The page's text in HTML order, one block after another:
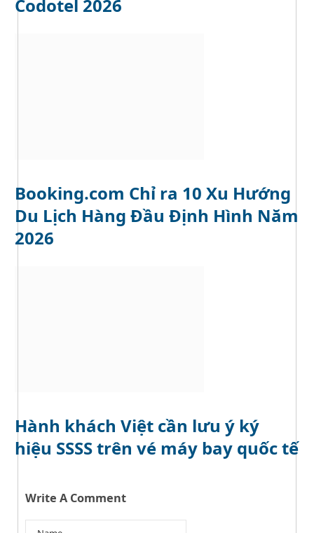
Codotel 2026
Booking.com Chỉ ra 10 Xu Hướng
Du Lịch Hàng Đầu Định Hình Năm
2026
Hành khách Việt cần lưu ý ký
hiệu SSSS trên vé máy bay quốc tế
Write A Comment